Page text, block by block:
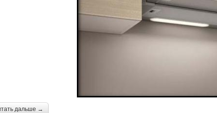
дальше →